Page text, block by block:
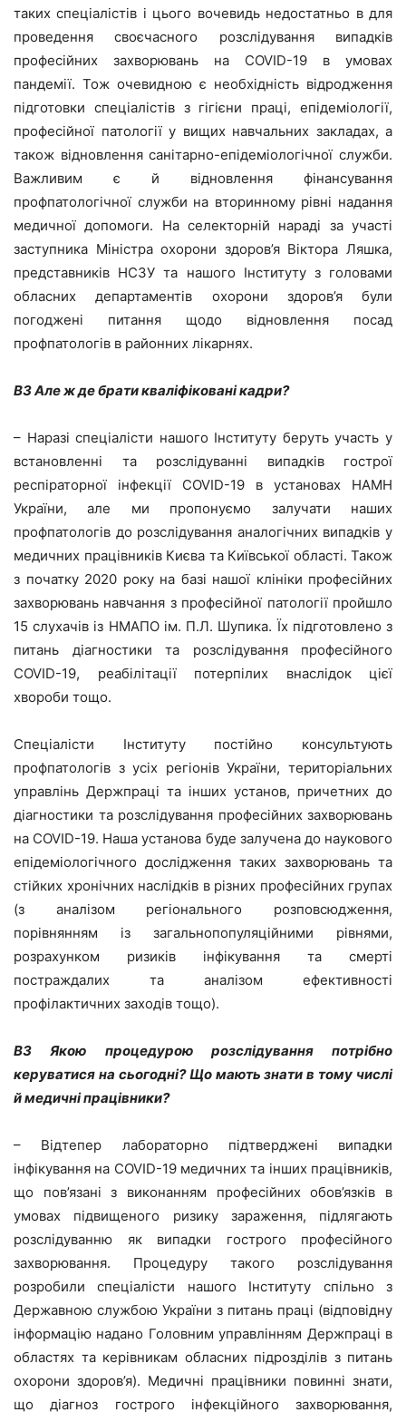
таких спеціалістів і цього вочевидь недостатньо в для
проведення своєчасного розслідування випадків
професійних захворювань на COVID-19 в умовах
пандемії. Тож очевидною є необхідність відродження
підготовки спеціалістів з гігієни праці, епідеміології,
професійної патології у вищих навчальних закладах, а
також відновлення санітарно-епідеміологічної служби.
Важливим є й відновлення фінансування
профпатологічної служби на вторинному рівні надання
медичної допомоги. На селекторній нараді за участі
заступника Міністра охорони здоров’я Віктора Ляшка,
представників НСЗУ та нашого Інституту з головами
обласних департаментів охорони здоров’я були
погоджені питання щодо відновлення посад
профпатологів в районних лікарнях.
ВЗ Але ж де брати кваліфіковані кадри?
– Наразі спеціалісти нашого Інституту беруть участь у
встановленні та розслідуванні випадків гострої
респіраторної інфекції COVID-19 в установах НАМН
України, але ми пропонуємо залучати наших
профпатологів до розслідування аналогічних випадків у
медичних працівників Києва та Київської області. Також
з початку 2020 року на базі нашої клініки професійних
захворювань навчання з професійної патології пройшло
15 слухачів із НМАПО ім. П.Л. Шупика. Їх підготовлено з
питань діагностики та розслідування професійного
COVID-19, реабілітації потерпілих внаслідок цієї
хвороби тощо.
Спеціалісти Інституту постійно консультують
профпатологів з усіх регіонів України, територіальних
управлінь Держпраці та інших установ, причетних до
діагностики та розслідування професійних захворювань
на COVID-19. Наша установа буде залучена до наукового
епідеміологічного дослідження таких захворювань та
стійких хронічних наслідків в різних професійних групах
(з аналізом регіонального розповсюдження,
порівнянням із загальнопопуляційними рівнями,
розрахунком ризиків інфікування та смерті
постраждалих та аналізом ефективності
профілактичних заходів тощо).
ВЗ Якою процедурою розслідування потрібно
керуватися на сьогодні? Що мають знати в тому числі
й медичні працівники?
– Відтепер лабораторно підтверджені випадки
інфікування на COVID-19 медичних та інших працівників,
що пов’язані з виконанням професійних обов’язків в
умовах підвищеного ризику зараження, підлягають
розслідуванню як випадки гострого професійного
захворювання. Процедуру такого розслідування
розробили спеціалісти нашого Інституту спільно з
Державною службою України з питань праці (відповідну
інформацію надано Головним управлінням Держпраці в
областях та керівникам обласних підрозділів з питань
охорони здоров’я). Медичні працівники повинні знати,
що діагноз гострого інфекційного захворювання,